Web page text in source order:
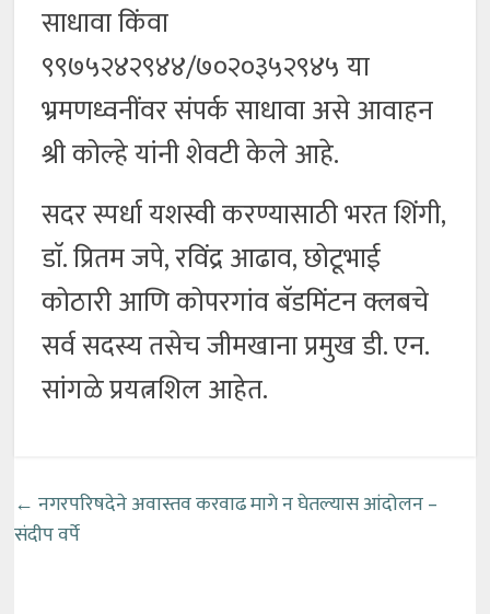
साधावा किंवा
९९७५२४२९४४/७०२०३५२९४५ या
भ्रमणध्वनींवर संपर्क साधावा असे आवाहन
श्री कोल्हे यांनी शेवटी केले आहे.
सदर स्पर्धा यशस्वी करण्यासाठी भरत शिंगी,
डाॅ. प्रितम जपे, रविंद्र आढाव, छोटूभाई
कोठारी आणि कोपरगांव बॅडमिंटन क्लबचे
सर्व सदस्य तसेच जीमखाना प्रमुख डी. एन.
सांगळे प्रयत्नशिल आहेत.
← नगरपरिषदेने अवास्तव करवाढ मागे न घेतल्यास आंदोलन –
संदीप वर्पे